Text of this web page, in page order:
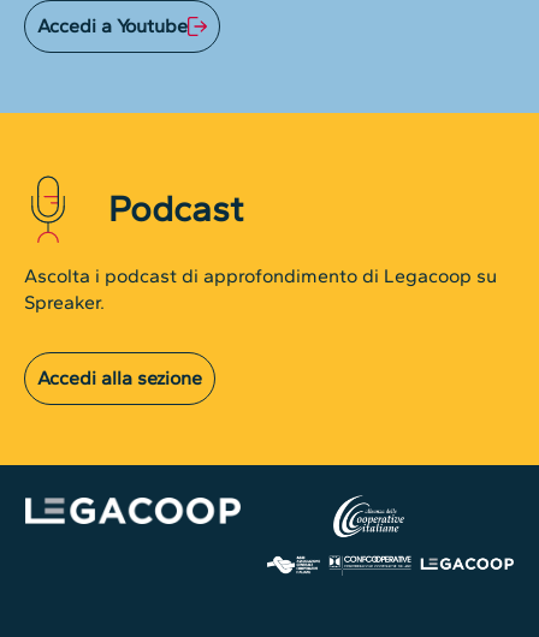
Accedi a Youtube
Podcast
Ascolta i podcast di approfondimento di Legacoop su
Spreaker.
Accedi alla sezione